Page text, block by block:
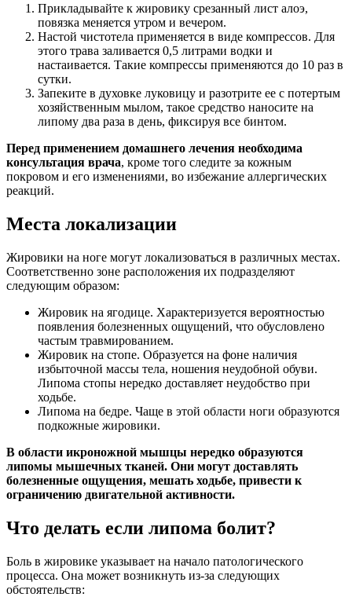
Прикладывайте к жировику срезанный лист алоэ,
повязка меняется утром и вечером.
Настой чистотела применяется в виде компрессов. Для
этого трава заливается 0,5 литрами водки и
настаивается. Такие компрессы применяются до 10 раз в
сутки.
Запеките в духовке луковицу и разотрите ее с потертым
хозяйственным мылом, такое средство наносите на
липому два раза в день, фиксируя все бинтом.
Перед применением домашнего лечения необходима
консультация врача, кроме того следите за кожным
покровом и его изменениями, во избежание аллергических
реакций.
Места локализации
Жировики на ноге могут локализоваться в различных местах.
Соответственно зоне расположения их подразделяют
следующим образом:
Жировик на ягодице. Характеризуется вероятностью
появления болезненных ощущений, что обусловлено
частым травмированием.
Жировик на стопе. Образуется на фоне наличия
избыточной массы тела, ношения неудобной обуви.
Липома стопы нередко доставляет неудобство при
ходьбе.
Липома на бедре. Чаще в этой области ноги образуются
подкожные жировики.
В области икроножной мышцы нередко образуются
липомы мышечных тканей. Они могут доставлять
болезненные ощущения, мешать ходьбе, привести к
ограничению двигательной активности.
Что делать если липома болит?
Боль в жировике указывает на начало патологического
процесса. Она может возникнуть из-за следующих
обстоятельств: